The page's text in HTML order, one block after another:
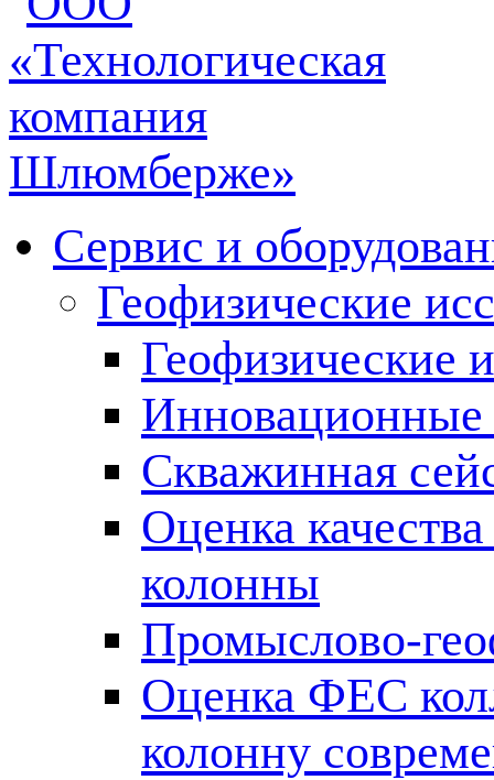
Сервис и
Геофизические
Геофизические
Инновационные
Скважинная
Оценка
колонны
Промыслово-
Оценка ФЕС
колонну